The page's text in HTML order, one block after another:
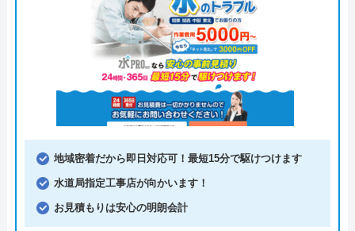
地域密着だから即日対応可！最短15分で駆けつけます
水道局指定工事店が向かいます！
お見積もりは安心の明朗会計